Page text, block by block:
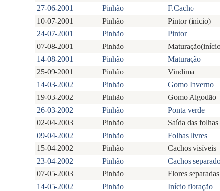
27-06-2001
Pinhão
F.Cacho
10-07-2001
Pinhão
Pintor (inicio)
24-07-2001
Pinhão
Pintor
07-08-2001
Pinhão
14-08-2001
Pinhão
Maturação
25-09-2001
Pinhão
Vindima
14-03-2002
Pinhão
Gomo Inverno
19-03-2002
Pinhão
Gomo Algodão
26-03-2002
Pinhão
Ponta verde
02-04-2003
Pinhão
Saída das folhas
09-04-2002
Pinhão
Folhas livres
15-04-2002
Pinhão
Cachos visíveis
23-04-2002
Pinhão
Cachos
07-05-2003
Pinhão
Flores separadas
14-05-2002
Pinhão
Início floração